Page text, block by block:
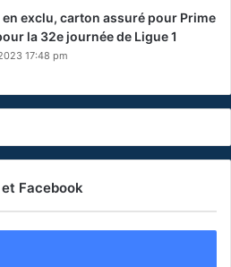
en exclu, carton assuré pour Prime
la 32e journée de Ligue 1
17:48 pm
Facebook